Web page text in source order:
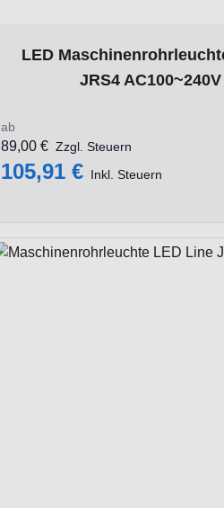
LED
JRS4 AC100~240V
ab
105,91 € Inkl. Steuern
89,00 € Zzgl. Steuern